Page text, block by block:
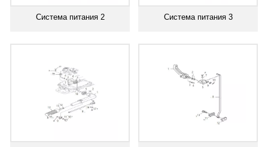
Система питания 2 Система питания 3